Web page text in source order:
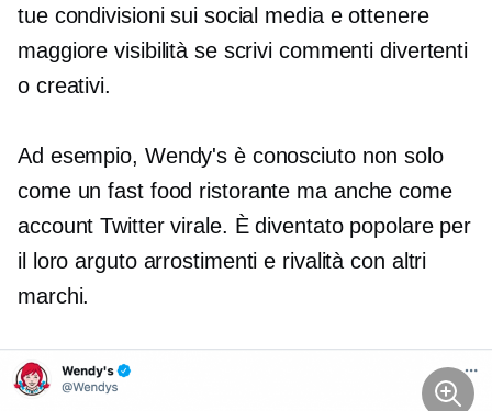
tue condivisioni sui social media e ottenere
maggiore visibilità se scrivi commenti divertenti
o creativi.
Ad esempio, Wendy's è conosciuto non solo
come unfast food ristorante ma anche come
account Twitter virale. È diventato popolare per
il loroargutoarrostimenti e rivalità con altri
marchi.